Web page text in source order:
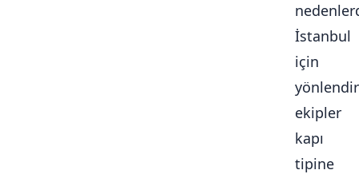
İstanbul
için
ekipler
kapı
tipine